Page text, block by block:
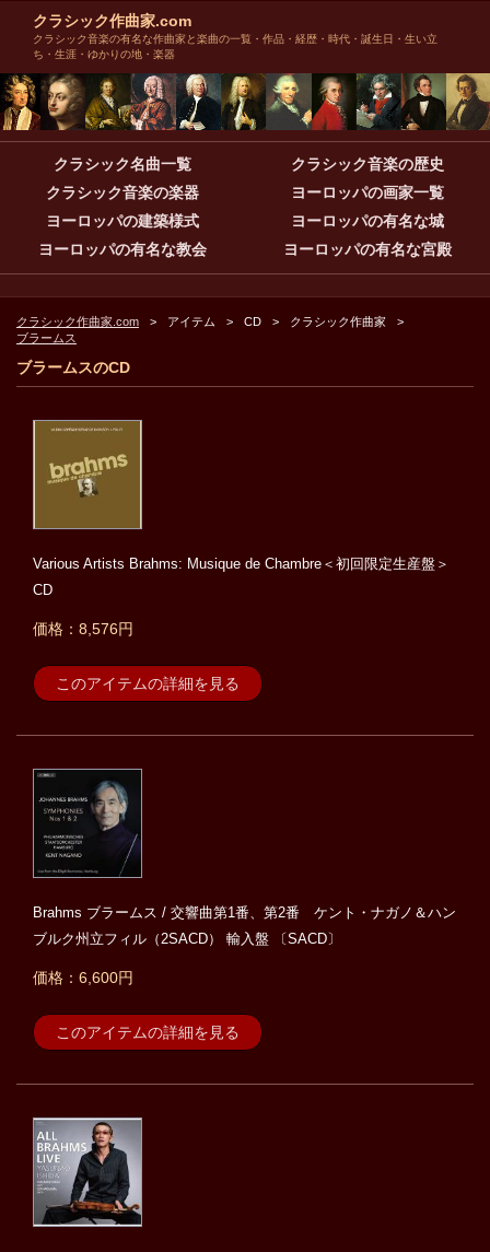
クラシック作曲家.com
クラシック音楽の有名な作曲家と楽曲の一覧・作品・経歴・時代・誕生日・生い立
ち・生涯・ゆかりの地・楽器
クラシック名曲一覧
クラシック音楽の歴史
クラシック音楽の楽器
ヨーロッパの画家一覧
ヨーロッパの建築様式
ヨーロッパの有名な城
ヨーロッパの有名な教会
ヨーロッパの有名な宮殿
クラシック作曲家.com アイテム CD
クラシック作曲家
ブラームス
ブラームスのCD
Various Artists Brahms: Musique de Chambre＜初回限定生産盤＞
CD
価格：8,576円
このアイテムの詳細を見る
Brahms ブラームス / 交響曲第1番、第2番 ケント・ナガノ＆ハン
ブルク州立フィル（2SACD） 輸入盤 〔SACD〕
価格：6,600円
このアイテムの詳細を見る